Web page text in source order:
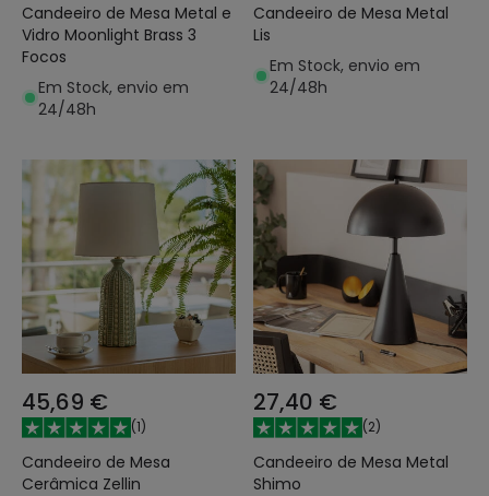
Candeeiro de Mesa Metal e
Vidro Moonlight Brass 3
Focos
Em Stock, envio em
24/48h
Candeeiro de Mesa Metal
Lis
Em Stock, envio em
24/48h
45,69 €
(1)
Candeeiro de Mesa
Cerâmica Zellin
27,40 €
(2)
Candeeiro de Mesa Metal
Shimo